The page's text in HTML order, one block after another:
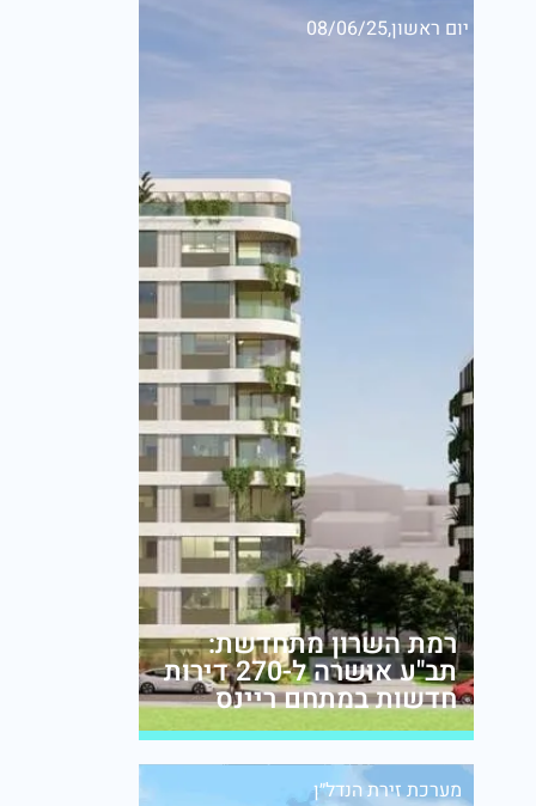
רמת השרון מתחדשת:
תב"ע אושרה ל-270 דירות
חדשות במתחם ריינס
יום ראשון,08/06/25
מערכת זירת הנדל״ן